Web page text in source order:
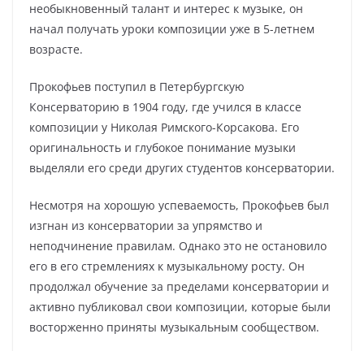
необыкновенный талант и интерес к музыке, он
начал получать уроки композиции уже в 5-летнем
возрасте.
Прокофьев поступил в Петербургскую
Консерваторию в 1904 году, где учился в классе
композиции у Николая Римского-Корсакова. Его
оригинальность и глубокое понимание музыки
выделяли его среди других студентов консерватории.
Несмотря на хорошую успеваемость, Прокофьев был
изгнан из консерватории за упрямство и
неподчинение правилам. Однако это не остановило
его в его стремлениях к музыкальному росту. Он
продолжал обучение за пределами консерватории и
активно публиковал свои композиции, которые были
восторженно приняты музыкальным сообществом.